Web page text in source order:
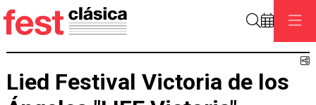
Lied Festival Victoria de los